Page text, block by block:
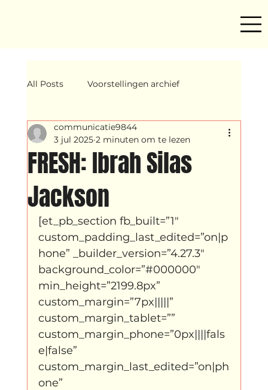
All Posts Voorstellingen archief
Mind ur step Amira
breakin Yentl OND
Father Figure Sribi Switi
New makers Wennah
Lloyds company Nieuws Power
FRESH: Ibrah Silas
Jackson
communicatie9844
3 jul 2025 2 minuten om te lezen
[et_pb_section fb_built=”1″
custom_padding_last_edited=”on|p
hone” _builder_version=”4.27.3″
background_color=”#000000″
min_height=”2199.8px”
custom_margin=”7px|||||”
custom_margin_tablet=””
custom_margin_phone=”0px||||fals
e|false”
custom_margin_last_edited=”on|ph
one”